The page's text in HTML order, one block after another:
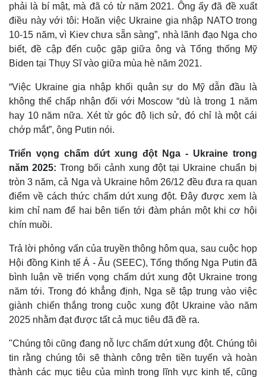
phải là bí mật, mà đã có từ năm 2021. Ông ấy đã đề xuất
điều này với tôi: Hoãn việc Ukraine gia nhập NATO trong
10-15 năm, vì Kiev chưa sẵn sàng”, nhà lãnh đạo Nga cho
biết, đề cập đến cuộc gặp giữa ông và Tổng thống Mỹ
Biden tại Thụy Sĩ vào giữa mùa hè năm 2021.
“Việc Ukraine gia nhập khối quân sự do Mỹ dẫn đầu là
không thể chấp nhận đối với Moscow “dù là trong 1 năm
hay 10 năm nữa. Xét từ góc độ lịch sử, đó chỉ là một cái
chớp mắt”, ông Putin nói.
Triển vọng chấm dứt xung đột Nga - Ukraine trong
năm 2025: Trong bối cảnh xung đột tại Ukraine chuẩn bị
tròn 3 năm, cả Nga và Ukraine hôm 26/12 đều đưa ra quan
điểm về cách thức chấm dứt xung đột. Đây được xem là
kim chỉ nam để hai bên tiến tới đàm phán một khi cơ hội
chín muồi.
Trả lời phỏng vấn của truyền thông hôm qua, sau cuộc họp
Hội đồng Kinh tế Á - Âu (SEEC), Tổng thống Nga Putin đã
bình luận về triển vọng chấm dứt xung đột Ukraine trong
năm tới. Trong đó khẳng định, Nga sẽ tập trung vào việc
giành chiến thắng trong cuộc xung đột Ukraine vào năm
2025 nhằm đạt được tất cả mục tiêu đã đề ra.
"Chúng tôi cũng đang nỗ lực chấm dứt xung đột. Chúng tôi
tin rằng chúng tôi sẽ thành công trên tiền tuyến và hoàn
thành các mục tiêu của mình trong lĩnh vực kinh tế, cũng